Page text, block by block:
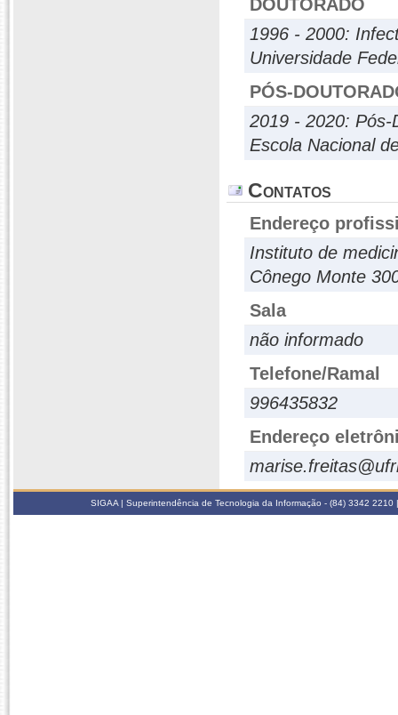
DOUTORADO
1996 - 2000:
Universidade
PÓS-
2019 - 2020: Pós-
Escola Nacional
Contatos
Endereço
Instituto de
Cônego Monte
Sala
não informado
Telefone/Ramal
996435832
Endereço
SIGAA | Superintendência de Tecnologia da Informação - (84) 3342